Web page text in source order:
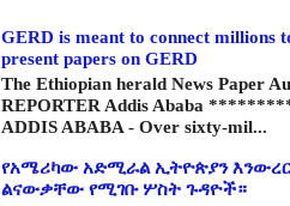
GERD is meant to connect millions
present papers on GERD
The Ethiopian herald News Paper
REPORTER Addis Ababa
ADDIS ABABA - Over sixty-mil...
የአሜሪካው አድሚራል ኢትዮጵያን
ልናውቃቸው የሚገቡ ሦስት ጉዳዮች።